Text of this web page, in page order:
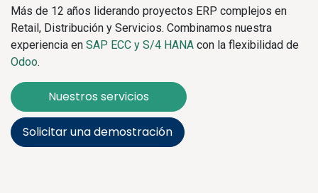
Más de 12 años liderando proyectos ERP complejos en
Retail, Distribución y Servicios. Combinamos nuestra
experiencia en SAP ECC y S/4 HANA con la flexibilidad de
Odoo.
Nuestros servicios
Solicitar una demostración